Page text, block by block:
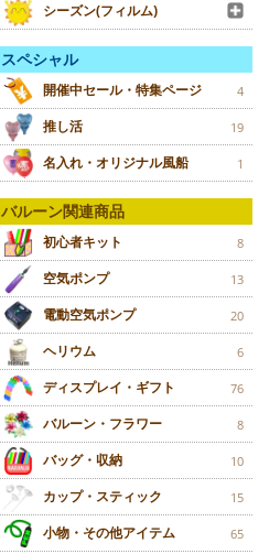
シーズン(フィルム)
スペシャル
開催中セール・特集ページ 4
推し活 19
名入れ・オリジナル風船 1
バルーン関連商品
初心者キット 8
空気ポンプ 13
電動空気ポンプ 20
ヘリウム 6
ディスプレイ・ギフト 76
バルーン・フラワー 8
バッグ・収納 10
カップ・スティック 15
小物・その他アイテム 65